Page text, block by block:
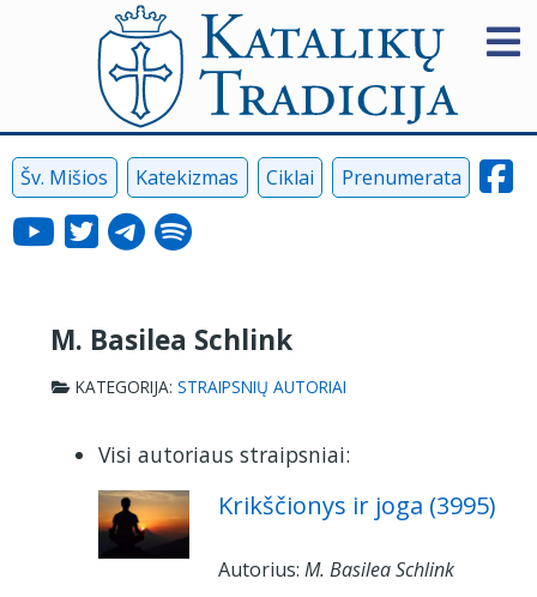
Šv. Mišios Katekizmas Ciklai Prenumerata
M. Basilea Schlink
KATEGORIJA: STRAIPSNIŲ AUTORIAI
Visi autoriaus straipsniai:
Krikščionys ir joga (3995)
Autorius: M. Basilea Schlink